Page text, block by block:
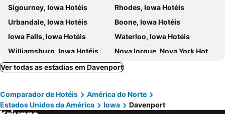
Sigourney, Iowa Hotéis
Rhodes, Iowa Hotéis
Urbandale, Iowa Hotéis
Boone, Iowa Hotéis
Iowa Falls, Iowa Hotéis
Waterloo, Iowa Hotéis
Williamsburg, Iowa Hotéis
Nova Iorque, Nova York Hotéis
Miami Beach, Flórida Hotéis
Orlando, Flórida Hotéis
Los Angeles, Califórnia Hotéis
Chicago, Ilinóis Hotéis
Lake Buena Vista, Flórida Hotéis
Boston, Massachusetts Hotéis
Ver todas as estadias em Davenport
Comparador de Hotéis
América do Norte
Estados Unidos da América
Iowa Davenport